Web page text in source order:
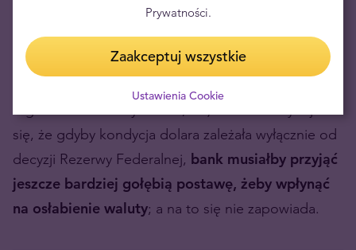
parametrów polityki w połączeniu z rosnącą liczbą
zakażeń wykazują się negatywnym wpływem na
dolara amerykańskiego, chociaż indeks waluty wciąż
się, że gdyby kondycja dolara zależała wyłącznie od
decyzji Rezerwy Federalnej, bank musiałby przyjąć
jeszcze bardziej gołębią postawę, żeby wpłynąć
na osłabienie waluty; a na to się nie zapowiada.
Prywatności.
Zaakceptuj wszystkie
Ustawienia Cookie